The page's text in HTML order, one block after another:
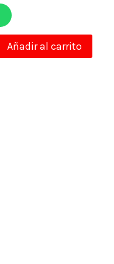
Añadir al carrito